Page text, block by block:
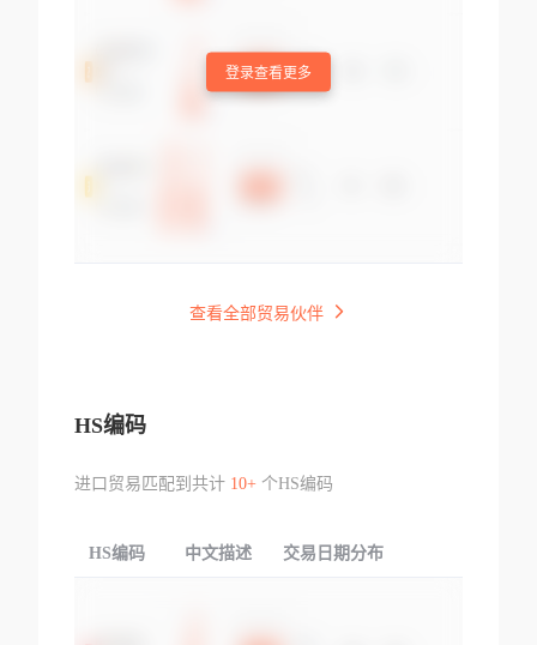
登录查看更多
查看全部贸易伙伴
HS编码
进口贸易匹配到共计 10+个HS编码
HS编码 中文描述 交易日期分布